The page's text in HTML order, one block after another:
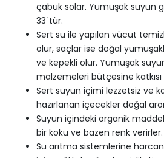
çabuk solar. Yumuşak suyun
33`tür.
Sert su ile yapılan vücut
olur, saçlar ise doğal
ve kepekli olur. Yumuşak
malzemeleri bütçesine katkısı
Sert suyun içimi lezzetsiz ve
hazırlanan içecekler doğal
Suyun içindeki organik
bir koku ve bazen renk verirler.
Su arıtma sistemlerine